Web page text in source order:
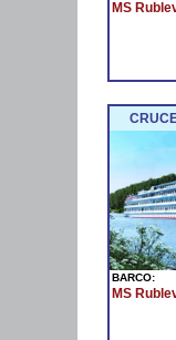
MS
BARCO:
MS